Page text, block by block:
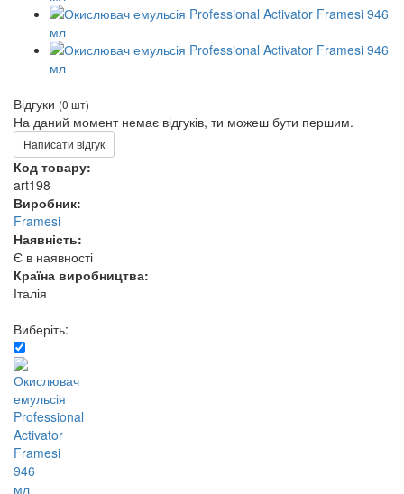
Відгуки (0 шт)
На даний момент немає відгуків, ти можеш бути першим.
Написати відгук
Код товару:
art198
Виробник:
Framesi
Наявність:
Є в наявності
Країна виробництва:
Італія
Виберіть: